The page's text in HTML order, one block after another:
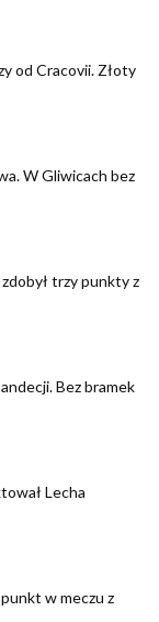
od Cracovii. Złoty
W Gliwicach bez
zdobył trzy punkty z
Bez bramek
Lecha
w meczu z